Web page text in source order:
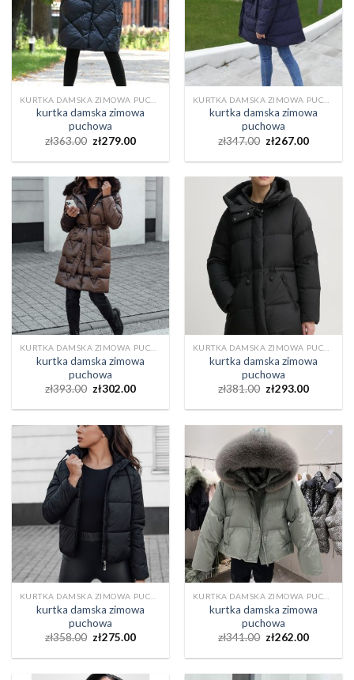
kurtka damska zimowa
puchowa
zł363.00 zł279.00
kurtka damska zimowa
puchowa
zł347.00 zł267.00
kurtka damska zimowa
puchowa
zł393.00 zł302.00
kurtka damska zimowa
puchowa
zł381.00 zł293.00
kurtka damska zimowa
puchowa
zł358.00 zł275.00
kurtka damska zimowa
puchowa
zł341.00 zł262.00